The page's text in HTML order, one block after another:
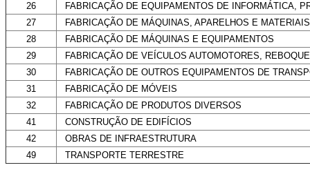
26
FABRICAÇÃO DE EQUIPAMENTOS DE INFORMÁTICA,
27
FABRICAÇÃO DE MÁQUINAS, APARELHOS E
28
FABRICAÇÃO DE MÁQUINAS E EQUIPAMENTOS
29
FABRICAÇÃO DE VEÍCULOS AUTOMOTORES,
30
FABRICAÇÃO DE OUTROS EQUIPAMENTOS DE
31
FABRICAÇÃO DE MÓVEIS
32
FABRICAÇÃO DE PRODUTOS DIVERSOS
41
CONSTRUÇÃO DE EDIFÍCIOS
42
OBRAS DE INFRAESTRUTURA
49
TRANSPORTE TERRESTRE